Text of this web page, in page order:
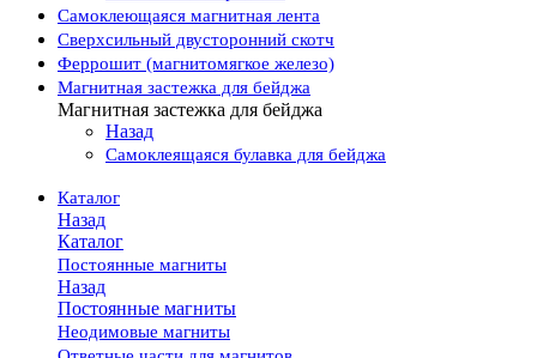
Самоклеющаяся магнитная лента
Сверхсильный двусторонний скотч
Феррошит (магнитомягкое железо)
Магнитная застежка для бейджа
Магнитная застежка для бейджа
Назад
Самоклеящаяся булавка для бейджа
Каталог
Назад
Каталог
Постоянные магниты
Назад
Постоянные магниты
Неодимовые магниты